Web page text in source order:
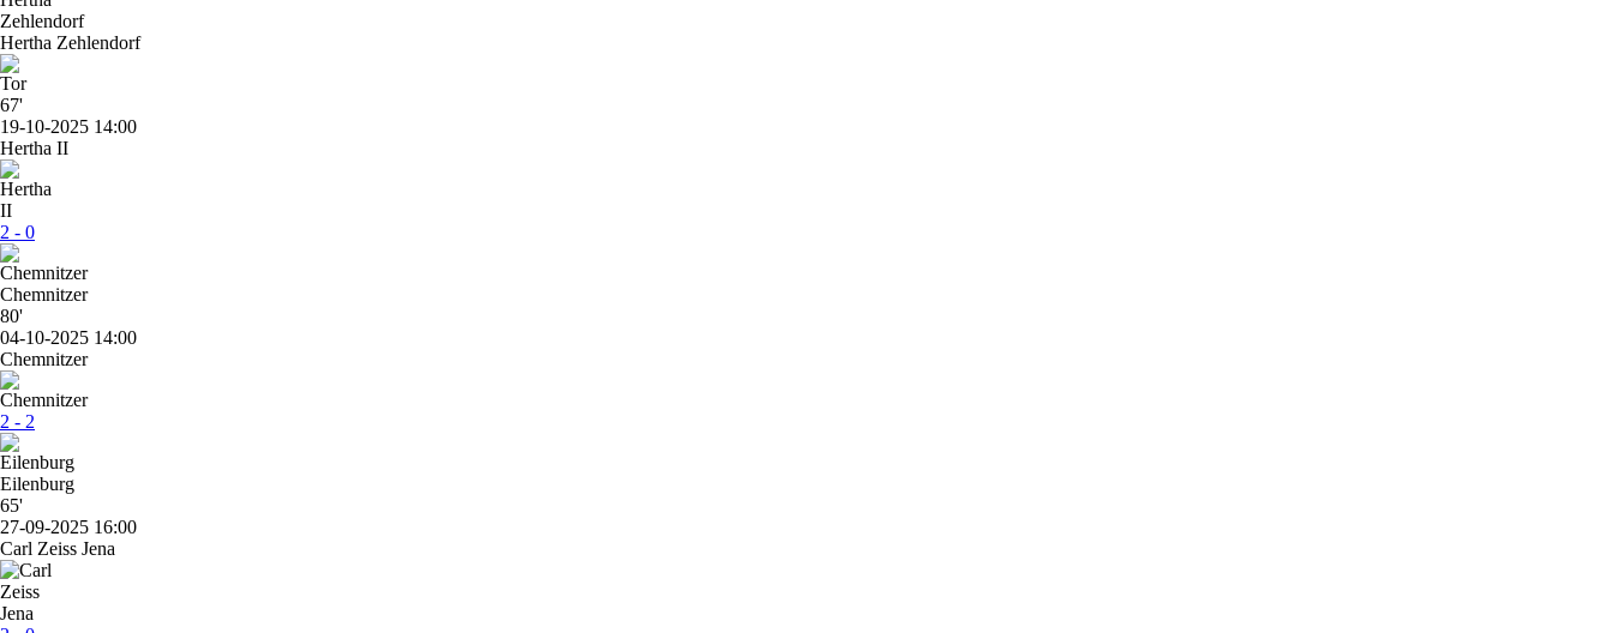
Hertha Zehlendorf
67'
19-10-2025 14:00
Hertha II
2 - 0
Chemnitzer
80'
04-10-2025 14:00
Chemnitzer
2 - 2
Eilenburg
65'
27-09-2025 16:00
Carl Zeiss Jena